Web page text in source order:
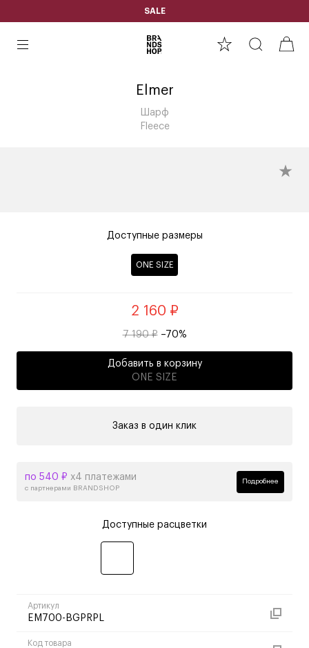
SALE
Elmer
Шарф
Fleece
Доступные размеры
ONE SIZE
2 160 ₽
7 190 ₽ –70%
Добавить в корзину
ONE SIZE
Заказ в один клик
по 540 ₽ х4 платежами
с партнерами BRANDSHOP
Подробнее
Доступные расцветки
Артикул
EM700-BGPRPL
Код товара